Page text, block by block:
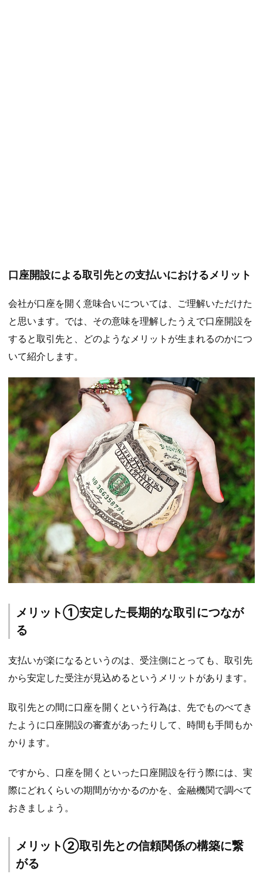
口座開設による取引先との支払いにおけるメリット
会社が口座を開く意味合いについては、ご理解いただけた
と思います。では、その意味を理解したうえで口座開設を
すると取引先と、どのようなメリットが生まれるのかにつ
いて紹介します。
メリット①安定した長期的な取引につなが
る
支払いが楽になるというのは、受注側にとっても、取引先
から安定した受注が見込めるというメリットがあります。
取引先との間に口座を開くという行為は、先でものべてき
たように口座開設の審査があったりして、時間も手間もか
かります。
ですから、口座を開くといった口座開設を行う際には、実
際にどれくらいの期間がかかるのかを、金融機関で調べて
おきましょう。
メリット②取引先との信頼関係の構築に繋
がる